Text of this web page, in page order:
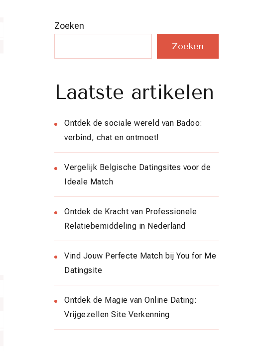
Zoeken
Zoeken
Laatste artikelen
Ontdek de sociale wereld van Badoo:
verbind, chat en ontmoet!
Vergelijk Belgische Datingsites voor de
Ideale Match
Ontdek de Kracht van Professionele
Relatiebemiddeling in Nederland
Vind Jouw Perfecte Match bij You for Me
Datingsite
Ontdek de Magie van Online Dating:
Vrijgezellen Site Verkenning